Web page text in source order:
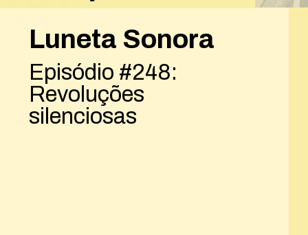
Luneta Sonora
Episódio #248:
Revoluções
silenciosas